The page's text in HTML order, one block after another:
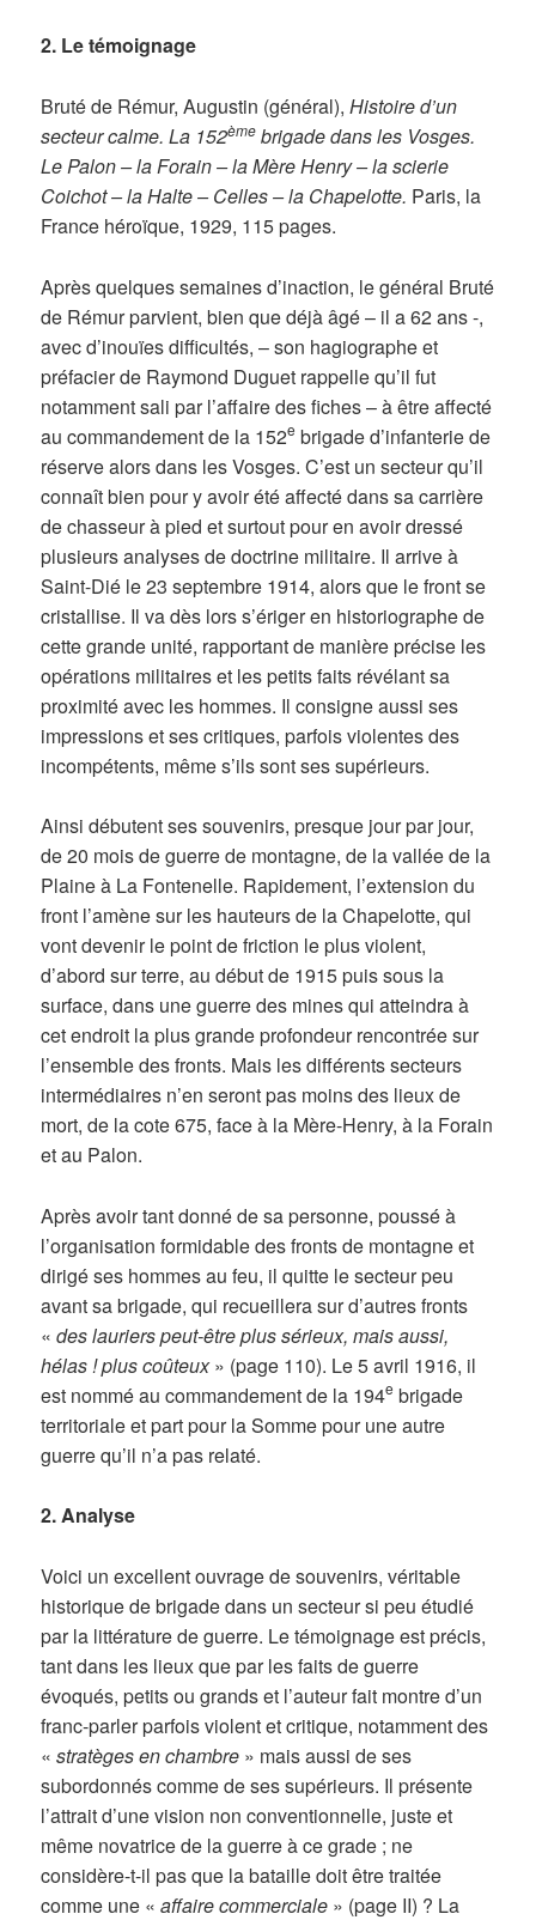
2. Le témoignage
Bruté de Rémur, Augustin (général), Histoire d’un
secteur calme. La 152ème brigade dans les Vosges.
Le Palon – la Forain – la Mère Henry – la scierie
Coichot – la Halte – Celles – la Chapelotte. Paris, la
France héroïque, 1929, 115 pages.
Après quelques semaines d’inaction, le général Bruté
de Rémur parvient, bien que déjà âgé – il a 62 ans -,
avec d’inouïes difficultés, – son hagiographe et
préfacier de Raymond Duguet rappelle qu’il fut
notamment sali par l’affaire des fiches – à être affecté
au commandement de la 152e brigade d’infanterie de
réserve alors dans les Vosges. C’est un secteur qu’il
connaît bien pour y avoir été affecté dans sa carrière
de chasseur à pied et surtout pour en avoir dressé
plusieurs analyses de doctrine militaire. Il arrive à
Saint-Dié le 23 septembre 1914, alors que le front se
cristallise. Il va dès lors s’ériger en historiographe de
cette grande unité, rapportant de manière précise les
opérations militaires et les petits faits révélant sa
proximité avec les hommes. Il consigne aussi ses
impressions et ses critiques, parfois violentes des
incompétents, même s’ils sont ses supérieurs.
Ainsi débutent ses souvenirs, presque jour par jour,
de 20 mois de guerre de montagne, de la vallée de la
Plaine à La Fontenelle. Rapidement, l’extension du
front l’amène sur les hauteurs de la Chapelotte, qui
vont devenir le point de friction le plus violent,
d’abord sur terre, au début de 1915 puis sous la
surface, dans une guerre des mines qui atteindra à
cet endroit la plus grande profondeur rencontrée sur
l’ensemble des fronts. Mais les différents secteurs
intermédiaires n’en seront pas moins des lieux de
mort, de la cote 675, face à la Mère-Henry, à la Forain
et au Palon.
Après avoir tant donné de sa personne, poussé à
l’organisation formidable des fronts de montagne et
dirigé ses hommes au feu, il quitte le secteur peu
avant sa brigade, qui recueillera sur d’autres fronts
«des lauriers peut-être plus sérieux, mais aussi,
hélas ! plus coûteux» (page 110). Le 5 avril 1916, il
est nommé au commandement de la 194e brigade
territoriale et part pour la Somme pour une autre
guerre qu’il n’a pas relaté.
2. Analyse
Voici un excellent ouvrage de souvenirs, véritable
historique de brigade dans un secteur si peu étudié
par la littérature de guerre. Le témoignage est précis,
tant dans les lieux que par les faits de guerre
évoqués, petits ou grands et l’auteur fait montre d’un
franc-parler parfois violent et critique, notamment des
«stratèges en chambre » mais aussi de ses
subordonnés comme de ses supérieurs. Il présente
l’attrait d’une vision non conventionnelle, juste et
même novatrice de la guerre à ce grade ; ne
considère-t-il pas que la bataille doit être traitée
comme une «affaire commerciale » (page II) ? La